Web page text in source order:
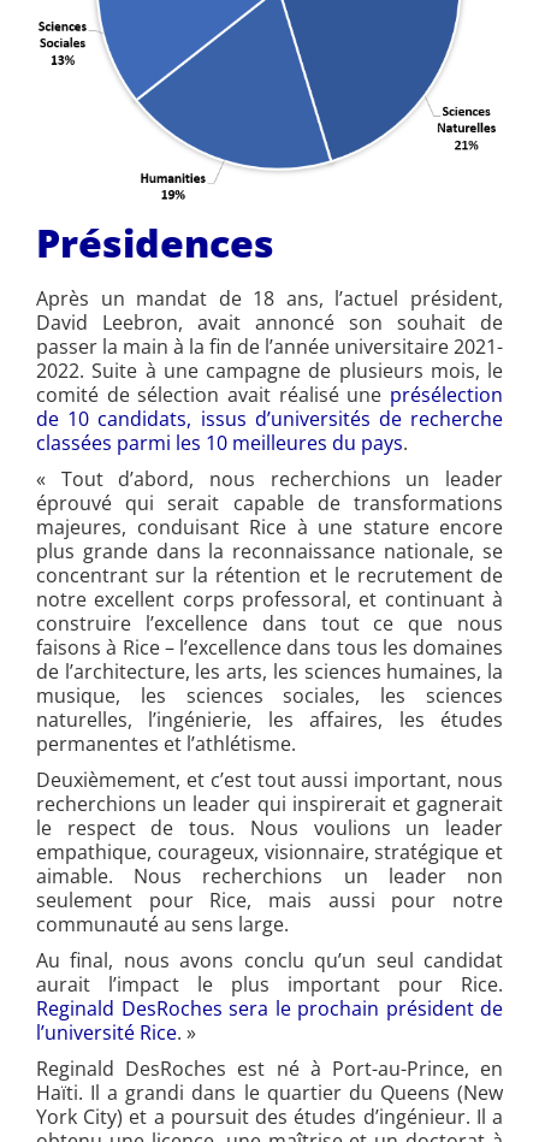
Présidences
Après un mandat de 18 ans, l’actuel président,
David Leebron, avait annoncé son souhait de
passer la main à la fin de l’année universitaire 2021-
2022. Suite à une campagne de plusieurs mois, le
comité de sélection avait réalisé une présélection
de 10 candidats, issus d’universités de recherche
classées parmi les 10 meilleures du pays.
« Tout d’abord, nous recherchions un leader
éprouvé qui serait capable de transformations
majeures, conduisant Rice à une stature encore
plus grande dans la reconnaissance nationale, se
concentrant sur la rétention et le recrutement de
notre excellent corps professoral, et continuant à
construire l’excellence dans tout ce que nous
faisons à Rice – l’excellence dans tous les domaines
de l’architecture, les arts, les sciences humaines, la
musique, les sciences sociales, les sciences
naturelles, l’ingénierie, les affaires, les études
permanentes et l’athlétisme.
Deuxièmement, et c’est tout aussi important, nous
recherchions un leader qui inspirerait et gagnerait
le respect de tous. Nous voulions un leader
empathique, courageux, visionnaire, stratégique et
aimable. Nous recherchions un leader non
seulement pour Rice, mais aussi pour notre
communauté au sens large.
Au final, nous avons conclu qu’un seul candidat
aurait l’impact le plus important pour Rice.
Reginald DesRoches sera le prochain président de
l’université Rice. »
Reginald DesRoches est né à Port-au-Prince, en
Haïti. Il a grandi dans le quartier du Queens (New
York City) et a poursuit des études d’ingénieur. Il a